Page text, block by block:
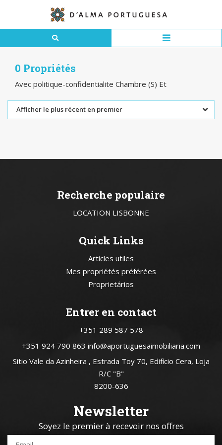
0 Propriétés
Avec politique-confidentialite Chambre (S) Et
Afficher le plus récent en premier
Recherche populaire
LOCATION LISBONNE
Quick Links
Articles utiles
Mes propriétés préférées
Proprietários
Newsletter
Soyez le premier à recevoir nos offres
Entrer en contact
+351 289 587 578
+351 924 790 863 info@aportuguesaimobiliaria.com
Sitio Vale da Azinheira , Estrada Toy 70, Edifício Cera, Loja
R/C "B"
8200-636